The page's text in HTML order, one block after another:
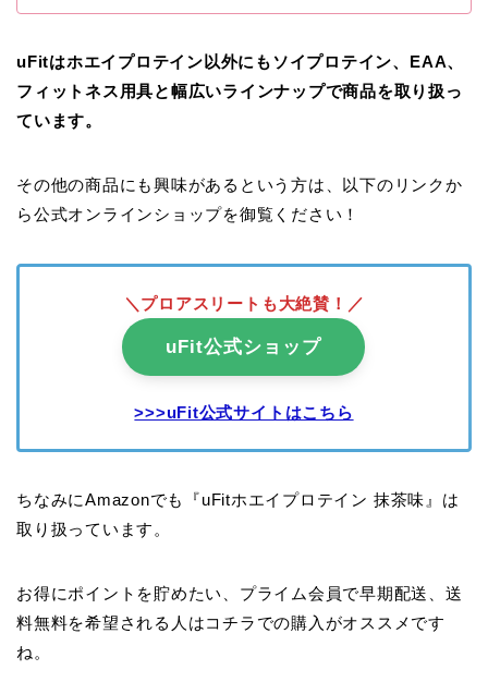
uFitはホエイプロテイン以外にもソイプロテイン、EAA、
フィットネス用具と幅広いラインナップで商品を取り扱っ
ています。
その他の商品にも興味があるという方は、以下のリンクか
ら公式オンラインショップを御覧ください！
＼プロアスリートも大絶賛！／
uFit公式ショップ
>>>uFit公式サイトはこちら
ちなみにAmazonでも『uFitホエイプロテイン 抹茶味』は
取り扱っています。
お得にポイントを貯めたい、プライム会員で早期配送、送
料無料を希望される人はコチラでの購入がオススメです
ね。